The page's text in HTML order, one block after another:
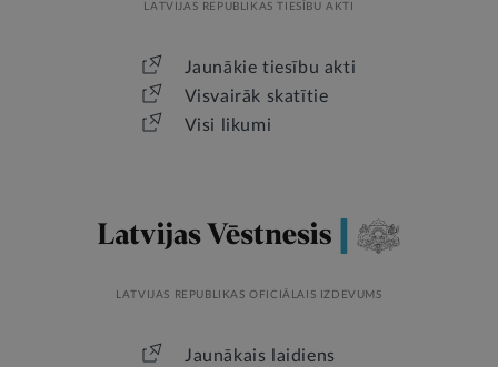
LATVIJAS REPUBLIKAS TIESĪBU AKTI
Jaunākie tiesību akti
Visvairāk skatītie
Visi likumi
LATVIJAS REPUBLIKAS OFICIĀLAIS IZDEVUMS
Jaunākais laidiens